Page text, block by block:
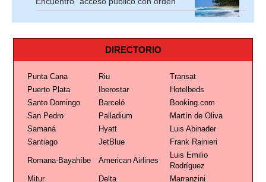
DIRECTORIO
Punta Cana Riu
Transat
Puerto Plata
Iberostar
Hotelbeds
Santo Domingo
Barceló
Booking.com
San Pedro
Palladium
Martín de Oliva
Samaná
Hyatt
Luis Abinader
Santiago
JetBlue Frank Rainieri
Romana-Bayahíbe American Airlines
Luis Emilio
Rodríguez
Mitur
Delta Marranzini